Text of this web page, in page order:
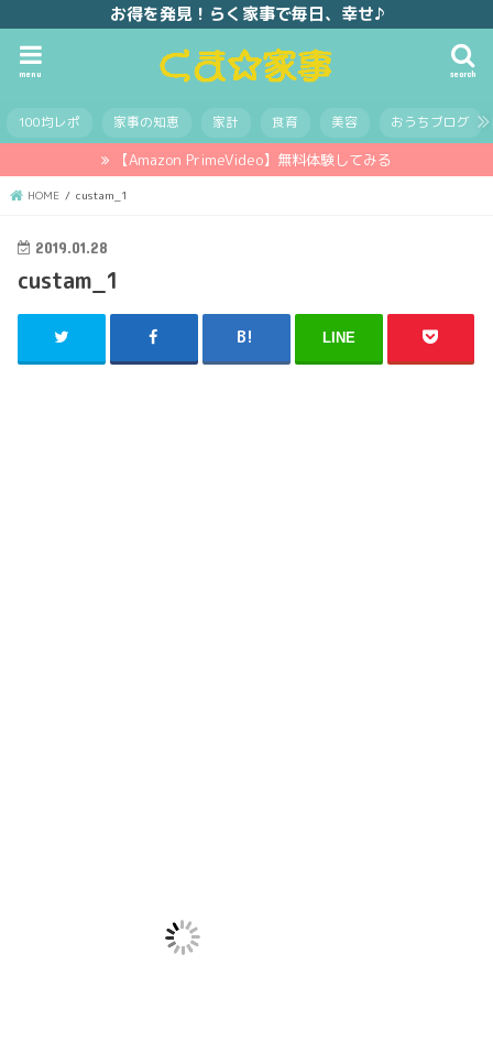
お得を発見！らく家事で毎日、幸せ♪
search
menu
100均レポ 家事の知恵 家計 食育 美容 おうちブログ
【Amazon PrimeVideo】無料体験してみる
HOME custam_1
2019.01.28
custam_1
LINE